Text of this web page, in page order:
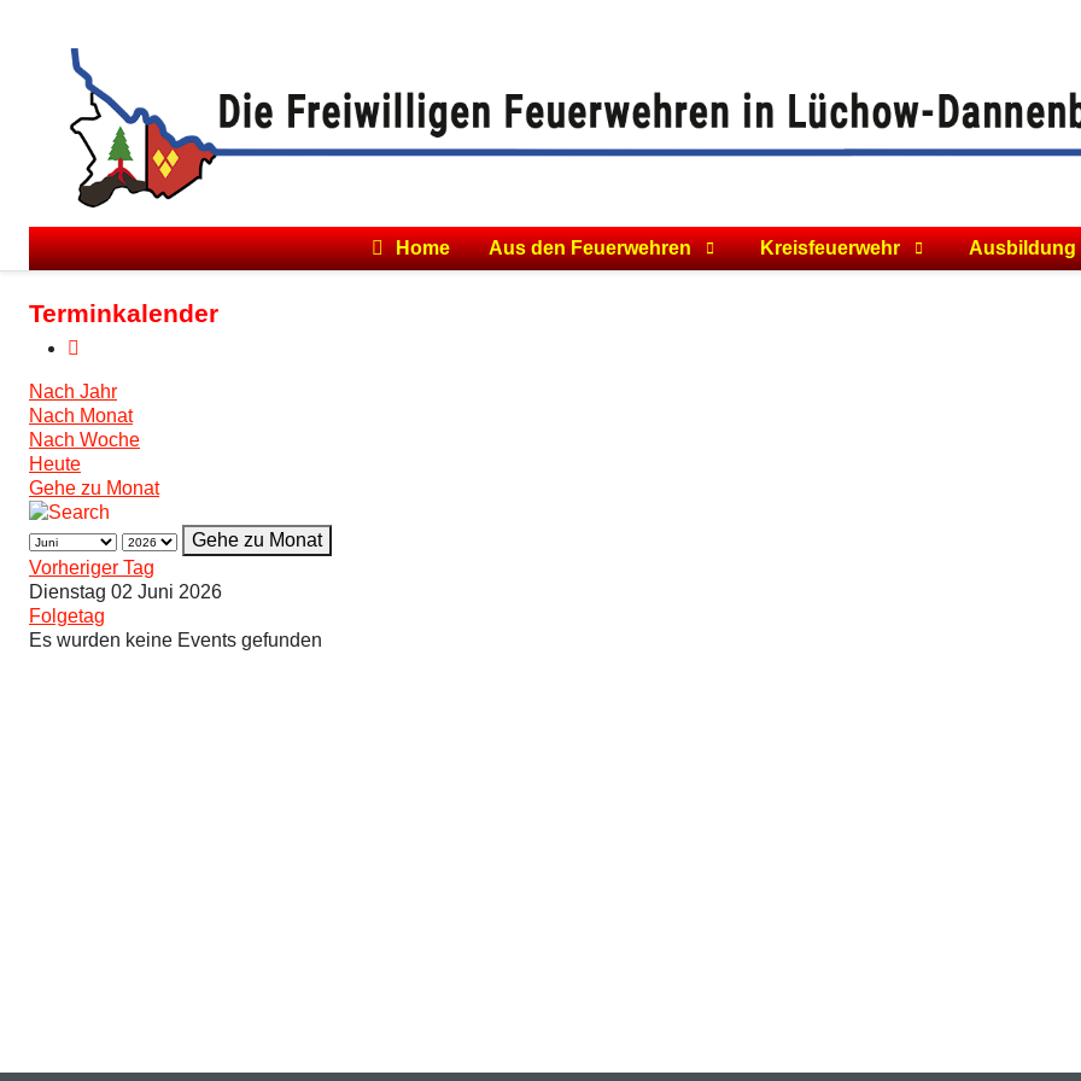
Home Aus den Feuerwehren Kreisfeuerwehr Ausbildung
Terminkalender
Nach Jahr
Nach Monat
Nach Woche
Heute
Gehe zu Monat
Gehe zu Monat
Vorheriger Tag
Dienstag 02 Juni 2026
Folgetag
Es wurden keine Events gefunden